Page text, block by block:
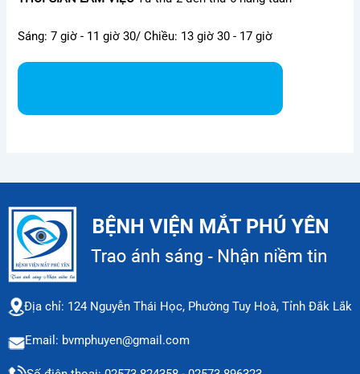
Sáng: 7 giờ - 11 giờ 30/ Chiều: 13 giờ 30 - 17 giờ
Địa chỉ: 124 Nguyễn Thái Học, Phường Tuy Hoà, Tỉnh Đắk Lắk
Email: bvmphuyen@gmail.com